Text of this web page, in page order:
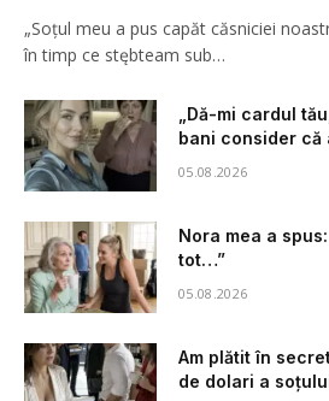
plătesc toate cheltuielile lui
accesul la conturile care îmi
„Soțul meu a pus capăt căsniciei
în timp ce stębteam sub…
„Dă-mi cardul
bani consider că
05.08.2026
Nora mea a
tot…”
05.08.2026
Am plătit în
de dolari a